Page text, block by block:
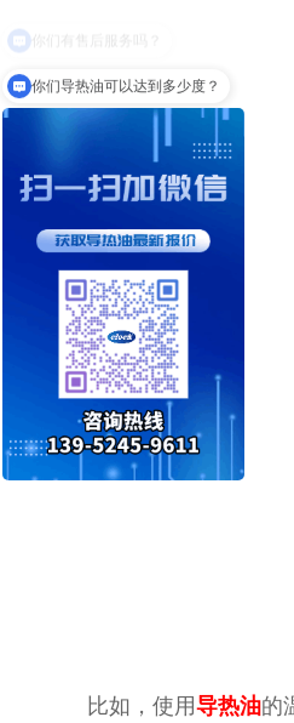
比如，使用导热油的
你们导热油可以达到多少度？